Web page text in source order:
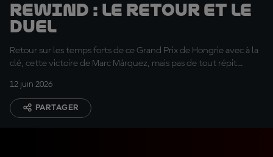
Rewind : le retour et le
duel
Retour sur les temps forts de ce Grand Prix de Hongrie avec à la
clé, cette victoire de Marc Márquez, mais pas de tout répit...
12 juin 2026
PARTAGER